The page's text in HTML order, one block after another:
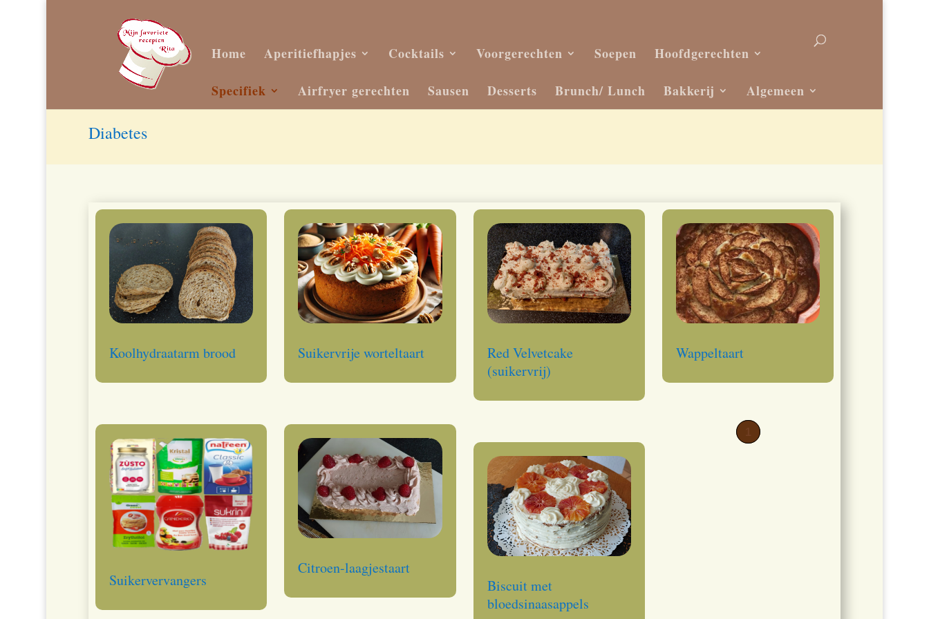
Home Aperitiefhapjes Cocktails Voorgerechten Soepen Hoofdgerechten
Specifiek Airfryer gerechten Sausen Desserts Brunch/ Lunch Bakkerij Algemeen
Diabetes
Koolhydraatarm brood
Suikervervangers
Suikervrije worteltaart
Citroen-laagjestaart
Red Velvetcake
(suikervrij)
Biscuit met
bloedsinaasappels
Wappeltaart